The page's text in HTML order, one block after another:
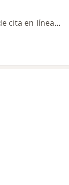
Este especialista no ofrece reserva de cita en línea en esta dirección.